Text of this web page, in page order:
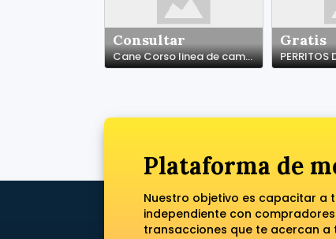
Consultar
Cane Corso linea de campeones de Belleza
Gratis
PERRITOS
Plataforma de
Nuestro objetivo es capacitar a
independiente con
transacciones que te acercan a